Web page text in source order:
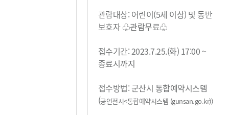
관람대상: 어린이(5세 이상) 및 동반
보호자 ♧관람무료♧
접수기간: 2023.7.25.(화) 17:00 ~
종료시까지
접수방법: 군산시 통합예약시스템
(공연전시<통합예약시스템 (gunsan.go.kr))